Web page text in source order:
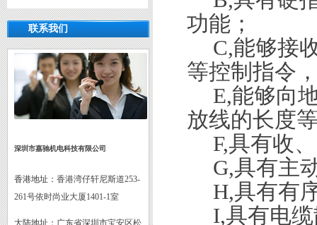
联系我们
深圳市嘉驰机电科技有限公司
香港地址： 香港湾仔轩尼斯道253-
261号依时尚业大厦1401-1室
大陆地址： 广东省深圳市宝安区松
功能；
C,能够接
等控制指令
E,能够向
放线的长度
F,具有收
G,具有主
H,具有有
I,具有电